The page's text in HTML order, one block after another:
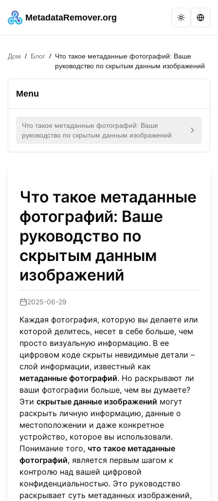
MetadataRemover.org
Дом / Блог / Что такое метаданные фотографий: Ваше
руководство по скрытым данным изображений
Menu
Что такое метаданные фотографий: Ваше
руководство по скрытым данным изображений
Что такое метаданные
фотографий: Ваше
руководство по
скрытым данным
изображений
2025-06-29
Каждая фотография, которую вы делаете или
которой делитесь, несет в себе больше, чем
просто визуальную информацию. В ее
цифровом коде скрыты невидимые детали –
слой информации, известный как
метаданные фотографий. Но раскрывают ли
ваши фотографии больше, чем вы думаете?
Эти скрытые данные изображений могут
раскрыть личную информацию, данные о
местоположении и даже конкретное
устройство, которое вы использовали.
Понимание того, что такое метаданные
фотографий, является первым шагом к
контролю над вашей цифровой
конфиденциальностью. Это руководство
раскрывает суть метаданных изображений,